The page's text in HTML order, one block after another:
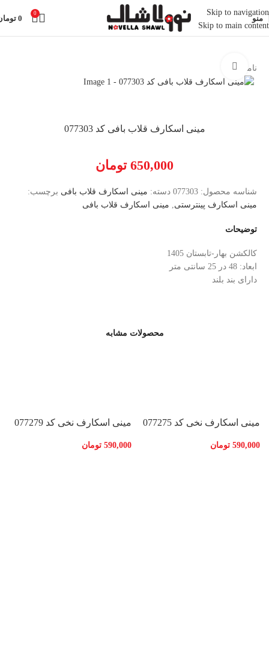
Skip to navigation
Skip to main content
منو
0
0
خانه روسری مینی اسکارف مینی اسکارف قلاب بافی
ناموجود
مینی اسکارف قلاب بافی کد 077303
650,000 تومان
شناسه محصول: 077303 دسته: مینی اسکارف قلاب بافی برچسب:
مینی اسکارف پینترستی
مینی اسکارف قلاب بافی
توضیحات
کالکشن بهار-تابستان 1405
ابعاد: 48 در 25 سانتی متر
دارای بند بلند
محصولات مشابه
مینی اسکارف نخی کد 077275
590,000 تومان
مینی اسکارف نخی کد 077279
590,000 تومان